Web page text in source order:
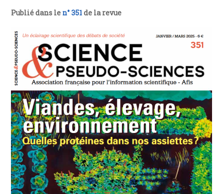
Publié dans le n° 351de la revue